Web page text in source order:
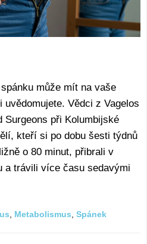
může mít na vaše
Vědci z Vagelos
Surgeons při Kolumbijské
kteří si po dobu šesti týdnů
o 80 minut, přibrali v
a trávili více času sedavými
Metabolismus Spánek